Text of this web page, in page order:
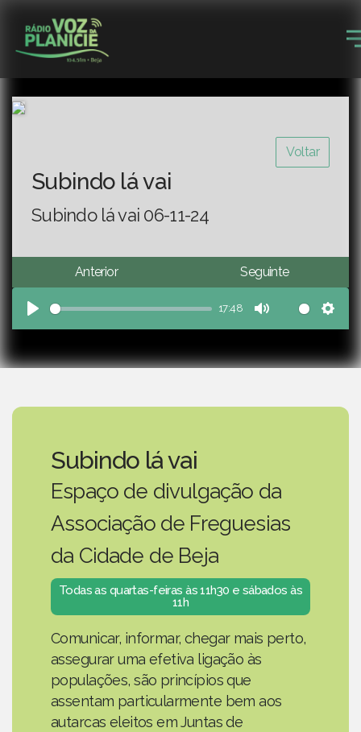
Voltar
Subindo lá vai
Subindo lá vai 06-11-24
Anterior Seguinte
Play
17:48
Mute
Subindo lá vai
Espaço de divulgação da
Associação de Freguesias
da Cidade de Beja
Todas as quartas-feiras às 11h30 e sábados às
11h
Comunicar, informar, chegar mais perto,
assegurar uma efetiva ligação às
populações, são princípios que
assentam particularmente bem aos
autarcas eleitos em Juntas de